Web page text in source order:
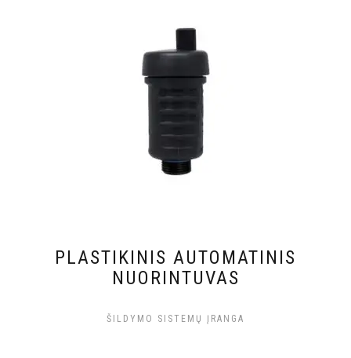
PLASTIKINIS AUTOMATINIS
NUORINTUVAS
ŠILDYMO SISTEMŲ ĮRANGA